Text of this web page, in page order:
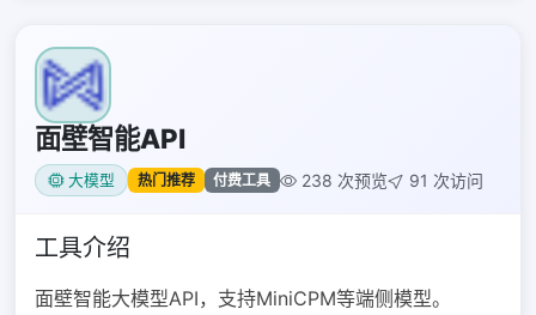
面壁智能API
大模型 热门推荐 付费工具 238 次预览 91 次访问
工具介绍
面壁智能大模型API，支持MiniCPM等端侧模型。